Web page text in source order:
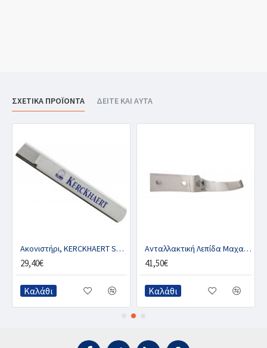
ΣΧΕΤΙΚΑ ΠΡΟΪΟΝΤΑ ΔΕΙΤΕ ΚΑΙ ΑΥΤΑ
Ακονιστήρι, KERCKHAERT SPEEDY
29,40€
Καλάθι
Ανταλλακτική Λεπίδα Μαχαιριού ICAR KNIFERGO
41,50€
Καλάθι